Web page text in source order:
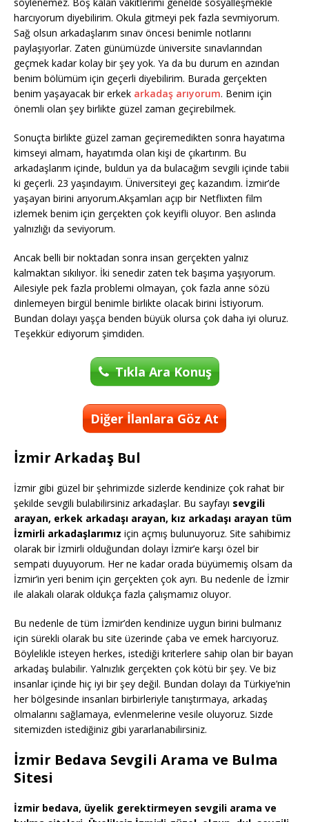
harcıyorum diyebilirim. Okula gitmeyi pek fazla sevmiyorum.
Sağ olsun arkadaşlarım sınav öncesi benimle notlarını
paylaşıyorlar. Zaten günümüzde üniversite sınavlarından
geçmek kadar kolay bir şey yok. Ya da bu durum en azından
benim bölümüm için geçerli diyebilirim. Burada gerçekten
benim yaşayacak bir erkek arkadaş arıyorum. Benim için
önemli olan şey birlikte güzel zaman geçirebilmek.
Sonuçta birlikte güzel zaman geçiremedikten sonra hayatıma
kimseyi almam, hayatımda olan kişi de çıkartırım. Bu
arkadaşlarım içinde, buldun ya da bulacağım sevgili içinde tabii
ki geçerli. 23 yaşındayım. Üniversiteyi geç kazandım. İzmir’de
yaşayan birini arıyorum.Akşamları açıp bir Netflixten film
izlemek benim için gerçekten çok keyifli oluyor. Ben aslında
yalnızlığı da seviyorum.
Ancak belli bir noktadan sonra insan gerçekten yalnız
kalmaktan sıkılıyor. İki senedir zaten tek başıma yaşıyorum.
Ailesiyle pek fazla problemi olmayan, çok fazla anne sözü
dinlemeyen birgül benimle birlikte olacak birini İstiyorum.
Bundan dolayı yaşça benden büyük olursa çok daha iyi oluruz.
Teşekkür ediyorum şimdiden.
Tıkla Ara Konuş
Diğer İlanlara Göz At
İzmir Arkadaş Bul
İzmir gibi güzel bir şehrimizde sizlerde kendinize çok rahat bir
şekilde sevgili bulabilirsiniz arkadaşlar. Bu sayfayı sevgili
arayan, erkek arkadaşı arayan, kız arkadaşı arayan tüm
İzmirli arkadaşlarımız için açmış bulunuyoruz. Site sahibimiz
olarak bir İzmirli olduğundan dolayı İzmir’e karşı özel bir
sempati duyuyorum. Her ne kadar orada büyümemiş olsam da
İzmir’in yeri benim için gerçekten çok ayrı. Bu nedenle de İzmir
ile alakalı olarak oldukça fazla çalışmamız oluyor.
Bu nedenle de tüm İzmir’den kendinize uygun birini bulmanız
için sürekli olarak bu site üzerinde çaba ve emek harcıyoruz.
Böylelikle isteyen herkes, istediği kriterlere sahip olan bir bayan
arkadaş bulabilir. Yalnızlık gerçekten çok kötü bir şey. Ve biz
insanlar içinde hiç iyi bir şey değil. Bundan dolayı da Türkiye’nin
her bölgesinde insanları birbirleriyle tanıştırmaya, arkadaş
olmalarını sağlamaya, evlenmelerine vesile oluyoruz. Sizde
sitemizden istediğiniz gibi yararlanabilirsiniz.
İzmir Bedava Sevgili Arama ve Bulma
Sitesi
İzmir bedava, üyelik gerektirmeyen sevgili arama ve